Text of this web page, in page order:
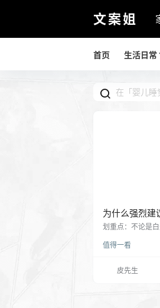
文案姐
首页 生活日常
为什么强烈建
这个风险赌不
划重点：不论是
采取仰卧位睡眠
要求。 常见的睡
仰卧、俯卧和侧
值得一看
皮先生